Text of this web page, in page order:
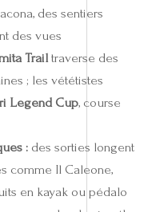
des sentiers
des vues
Trailtraverse des
; les vététistes
Legend Cup, course
: des sorties longent
comme Il Caleone,
en kayak ou pédalo